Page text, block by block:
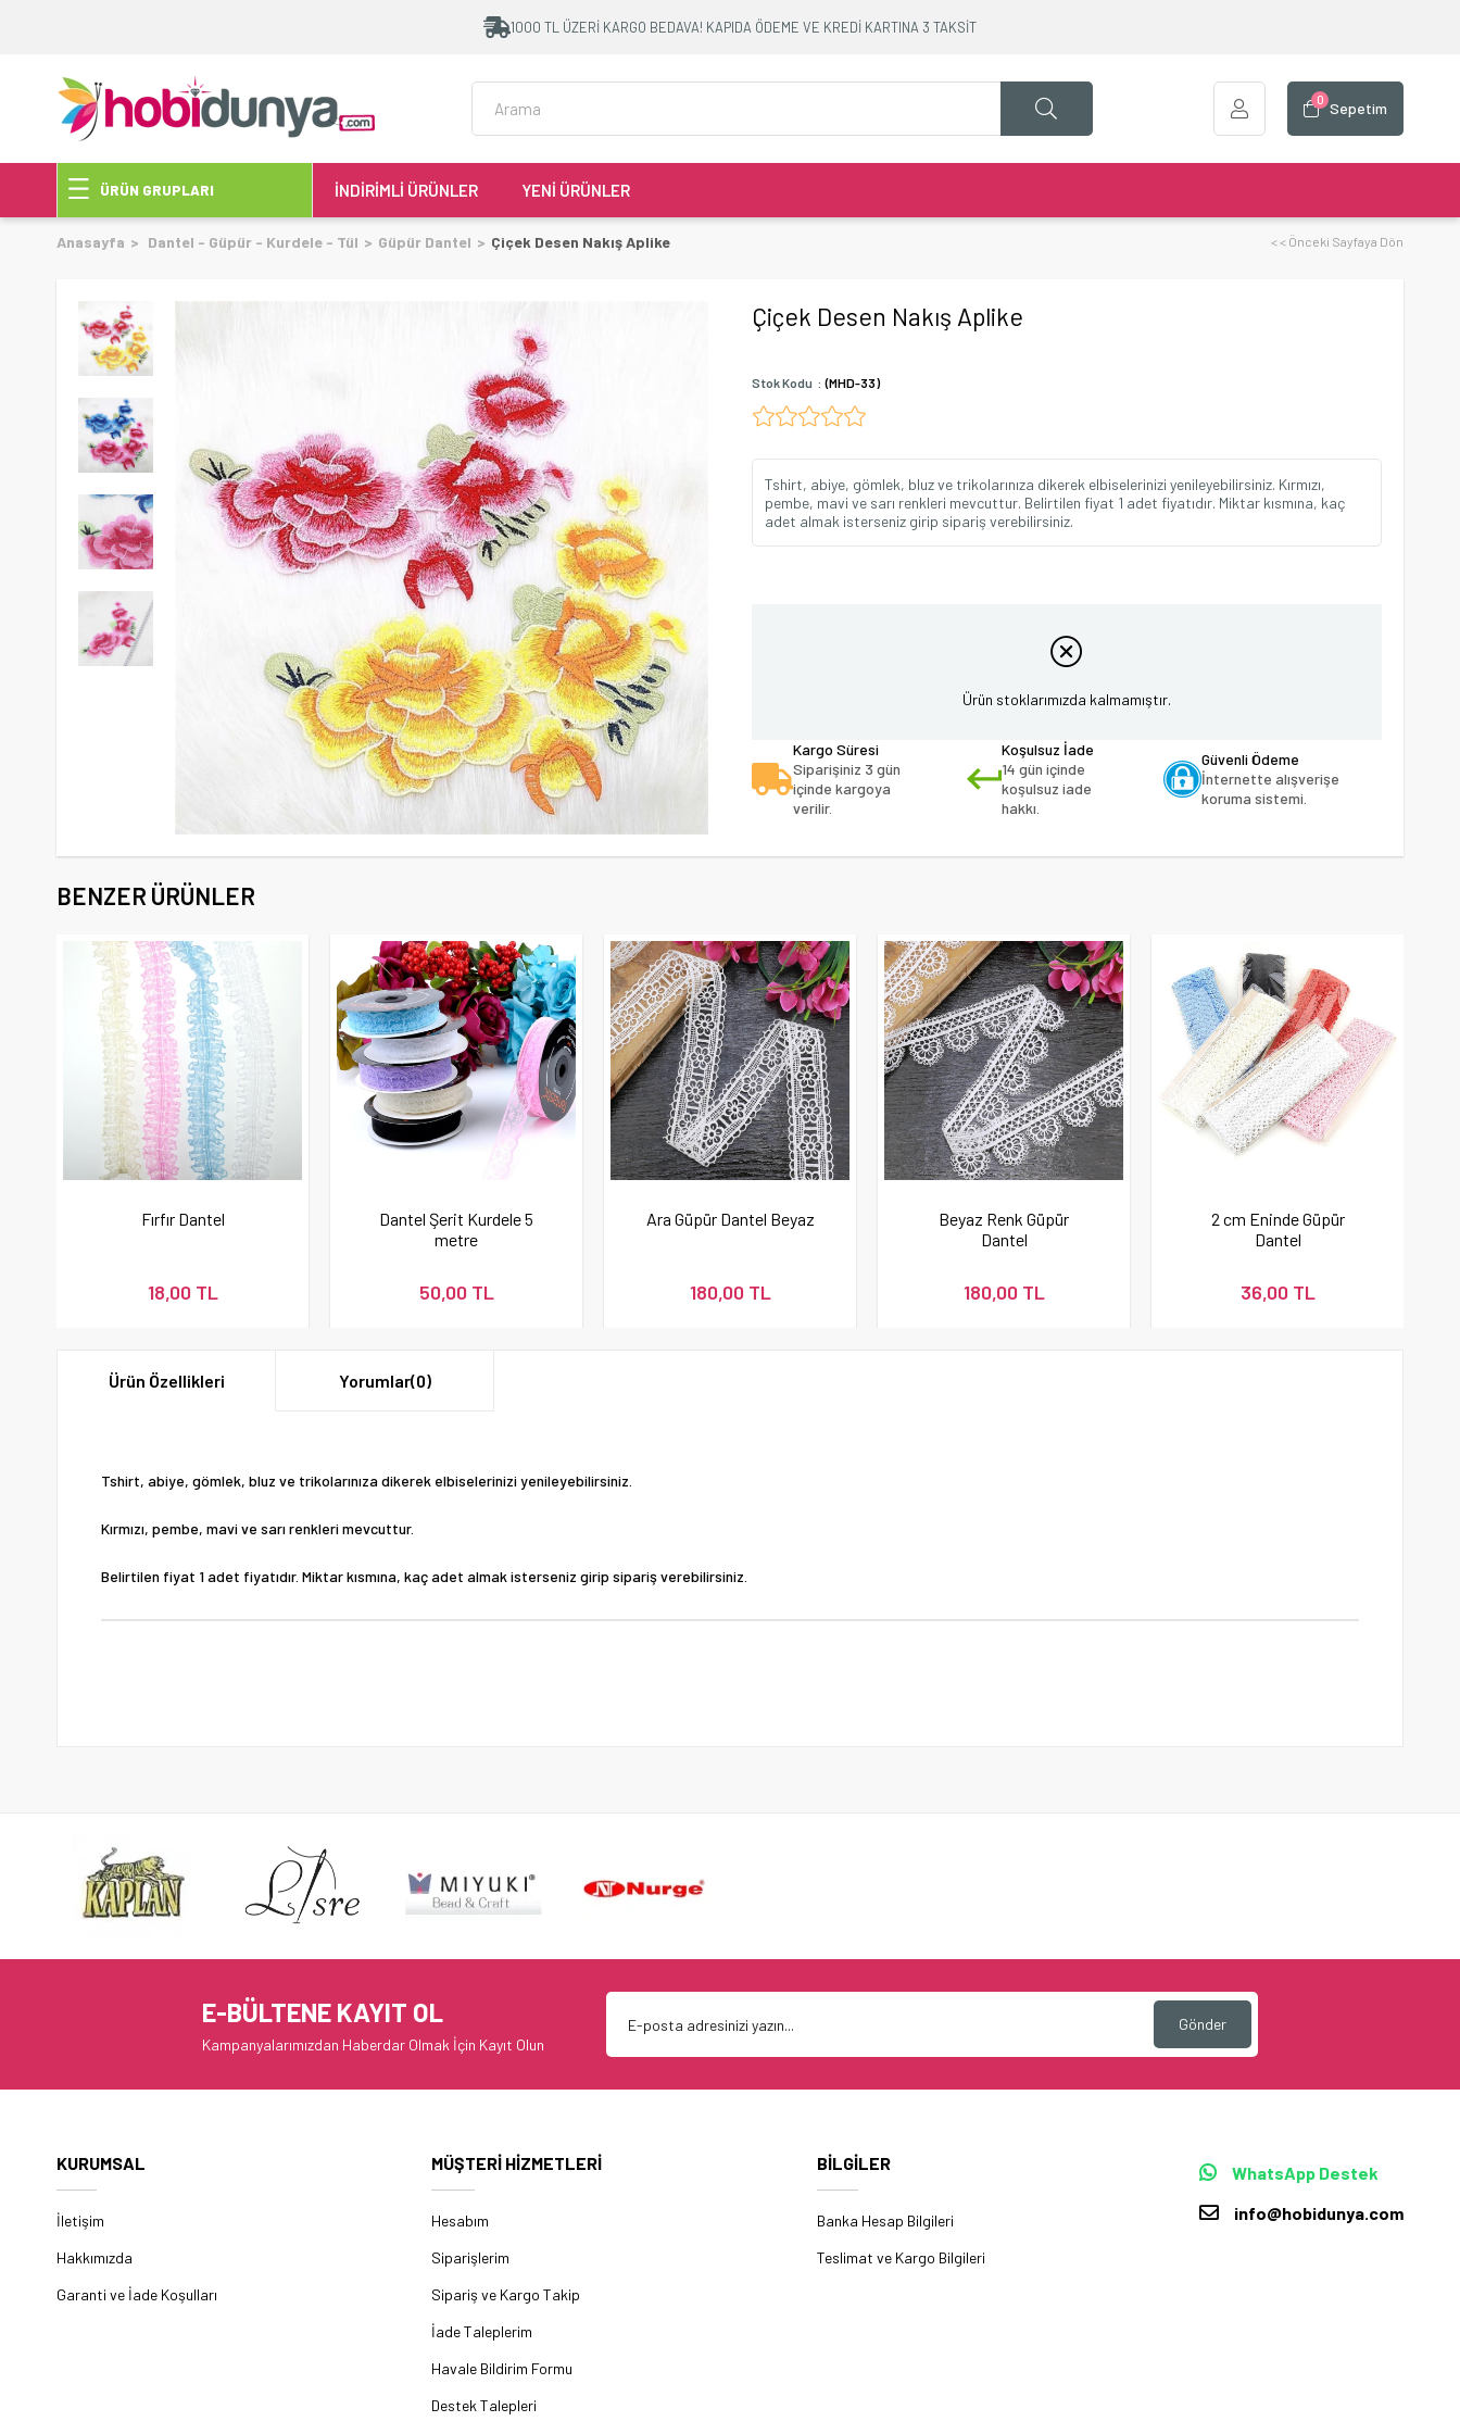
1000 TL ÜZERİ KARGO BEDAVA! KAPIDA ÖDEME VE KREDİ KARTINA 3 TAKSİT
Sepetim
0
ÜRÜN GRUPLARI İNDİRİMLİ ÜRÜNLER YENİ ÜRÜNLER
Anasayfa Dantel - Güpür - Kurdele - Tül Güpür Dantel Çiçek Desen Nakış Aplike < < Önceki Sayfaya Dön
Çiçek Desen Nakış Aplike
Stok Kodu (MHD-33)
Tshirt, abiye, gömlek, bluz ve trikolarınıza dikerek elbiselerinizi yenileyebilirsiniz. Kırmızı,
pembe, mavi ve sarı renkleri mevcuttur. Belirtilen fiyat 1 adet fiyatıdır. Miktar kısmına, kaç
adet almak isterseniz girip sipariş verebilirsiniz.
Ürün stoklarımızda kalmamıştır.
Kargo Süresi
Siparişiniz 3 gün
içinde kargoya
verilir.
Koşulsuz İade
14 gün içinde
koşulsuz iade
hakkı.
Güvenli Ödeme
İnternette alışverişe
koruma sistemi.
BENZER ÜRÜNLER
Fırfır Dantel
18,00 TL
Dantel Şerit Kurdele 5
metre
50,00 TL
Ara Güpür Dantel Beyaz
180,00 TL
Beyaz Renk Güpür
Dantel
180,00 TL
2 cm Eninde Güpür
Dantel
36,00 TL
Ürün Özellikleri Yorumlar(0)
Tshirt, abiye, gömlek, bluz ve trikolarınıza dikerek elbiselerinizi yenileyebilirsiniz.
Kırmızı, pembe, mavi ve sarı renkleri mevcuttur.
Belirtilen fiyat 1 adet fiyatıdır. Miktar kısmına, kaç adet almak isterseniz girip sipariş verebilirsiniz.
E-BÜLTENE KAYIT OL
Kampanyalarımızdan Haberdar Olmak İçin Kayıt Olun
Gönder
KURUMSAL
İletişim
Hakkımızda
Garanti ve İade Koşulları
MÜŞTERİ HİZMETLERİ
Hesabım
Siparişlerim
Sipariş ve Kargo Takip
İade Taleplerim
Havale Bildirim Formu
Destek Talepleri
BİLGİLER
Banka Hesap Bilgileri
Teslimat ve Kargo Bilgileri
WhatsApp Destek
info@hobidunya.com